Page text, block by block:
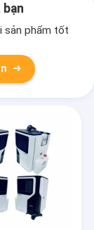
sản phẩm tốt